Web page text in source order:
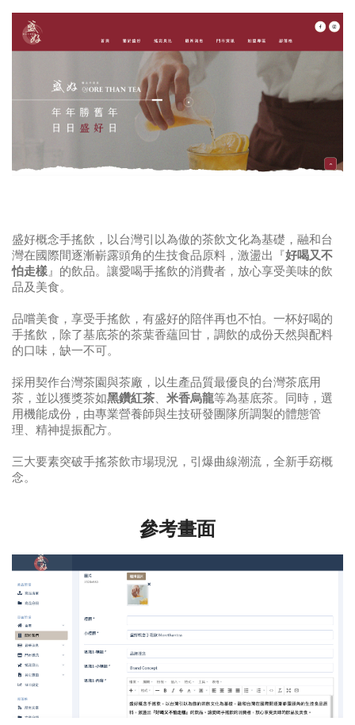
盛好概念手搖飲，以台灣引以為傲的茶飲文化為基礎，融和台
灣在國際間逐漸嶄露頭角的生技食品原料，激盪出『好喝又不
怕走樣』的飲品。讓愛喝手搖飲的消費者，放心享受美味的飲
品及美食。
品嚐美食，享受手搖飲，有盛好的陪伴再也不怕。一杯好喝的
手搖飲，除了基底茶的茶葉香蘊回甘，調飲的成份天然與配料
的口味，缺一不可。
採用契作台灣茶園與茶廠，以生產品質最優良的台灣茶底用
茶，並以獲獎茶如黑鑽紅茶、 米香烏龍等為基底茶。同時，選
用機能成份，由專業營養師與生技研發團隊所調製的體態管
理、精神提振配方。
三大要素突破手搖茶飲市場現況，引爆曲線潮流，全新手窈概
念。
參考畫面